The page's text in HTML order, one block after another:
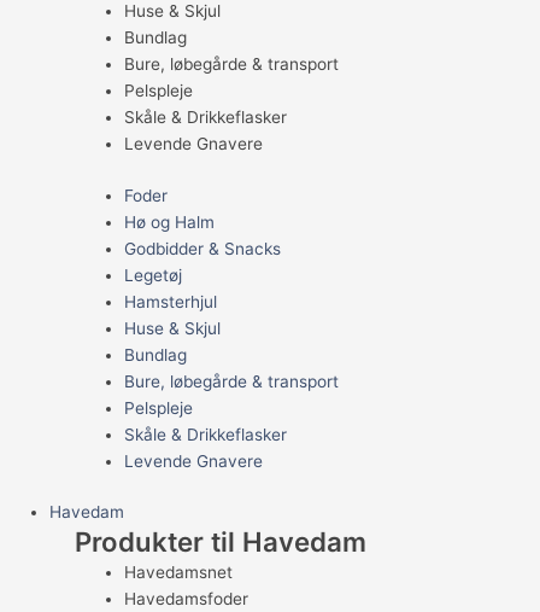
Huse & Skjul
Bundlag
Bure, løbegårde & transport
Pelspleje
Skåle & Drikkeflasker
Levende Gnavere
Foder
Hø og Halm
Godbidder & Snacks
Legetøj
Hamsterhjul
Huse & Skjul
Bundlag
Bure, løbegårde & transport
Pelspleje
Skåle & Drikkeflasker
Levende Gnavere
Havedam
Produkter til Havedam
Havedamsnet
Havedamsfoder